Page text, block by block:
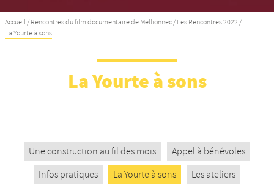
Se former
Nos productions et +
Accueil / Rencontres du film documentaire de Mellionnec / Les Rencontres 2022 /
La Yourte à sons
La Yourte à sons
Une construction au fil des mois
Appel à bénévoles
Infos pratiques
La Yourte à sons
Les ateliers